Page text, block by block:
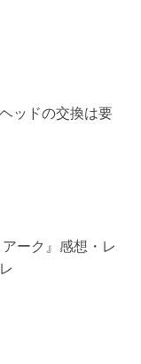
ッドの交換は要
ーク』感想・レ